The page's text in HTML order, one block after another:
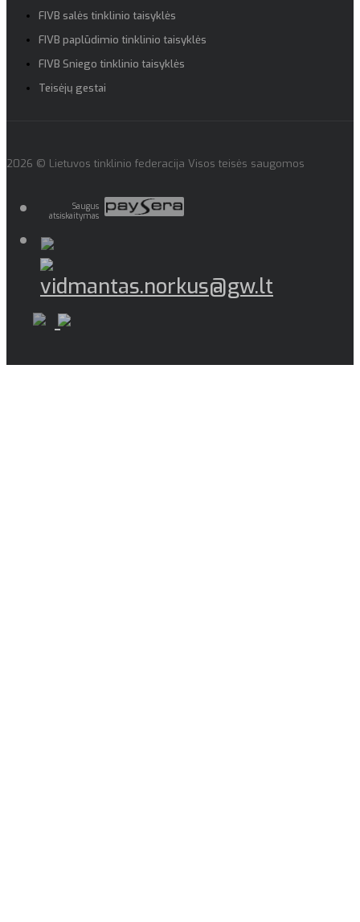
FIVB salės tinklinio taisyklės
FIVB paplūdimio tinklinio taisyklės
FIVB Sniego tinklinio taisyklės
Teisėjų gestai
2026 © Lietuvos tinklinio federacija Visos teisės saugomos
Saugus
atsiskaitymas